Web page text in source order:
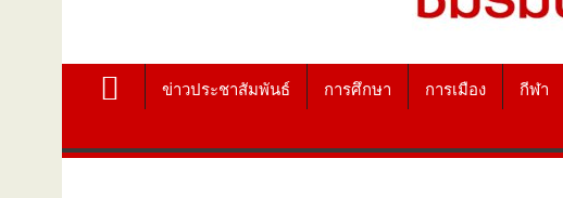
ข่าวประชาสัมพันธ์ การศึกษา การเมือง กีฬา